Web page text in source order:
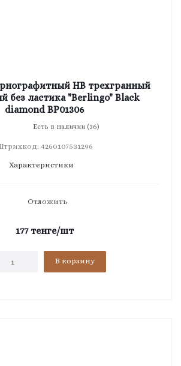
HB трехгранный
без ластика "Berlingo" Black
diamond BP01306
Есть в наличии (36)
4260107531296
Характеристики
Отложить
177тенге/шт
В корзину